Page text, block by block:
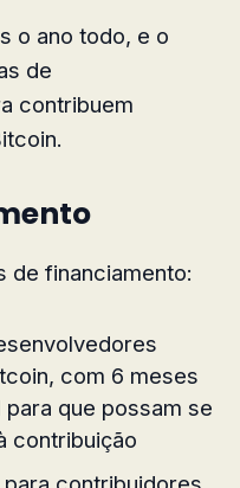
o ano todo, e o
de
contribuem
de financiamento:
com 6 meses
que possam se
contribuição